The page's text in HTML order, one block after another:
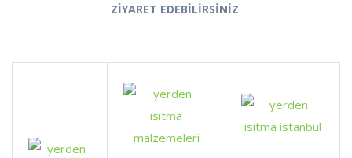
ZİYARET EDEBİLİRSİNİZ